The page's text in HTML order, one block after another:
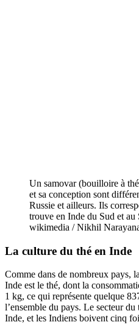
Un samovar (bouilloire à
et sa conception sont
Russie et ailleurs. Ils
trouve en Inde du Sud et
wikimedia / Nikhil
La culture du thé en Inde
Comme dans de nombreux pays,
Inde est le thé, dont la
1 kg, ce qui représente quelque
l’ensemble du pays. Le secteur
Inde, et les Indiens boivent cinq